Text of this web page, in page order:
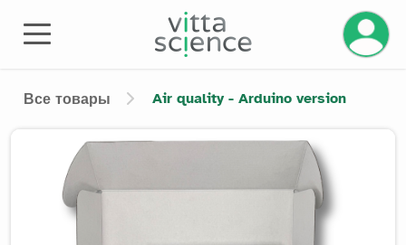
Все товары Air quality - Arduino version
Product image slider